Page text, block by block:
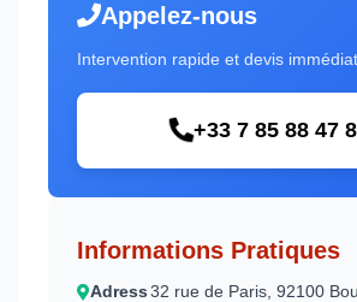
Appelez-nous
Intervention rapide et devis immédiat
+33 7 85 88 47
Informations Pratiques
Adress 32 rue de Paris, 92100